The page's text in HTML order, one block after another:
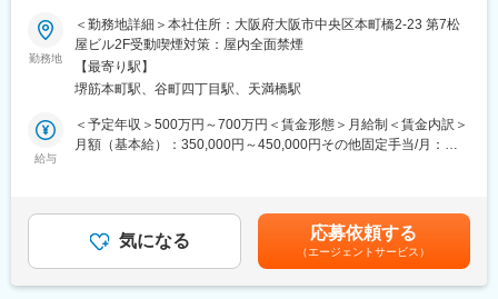
ております。
当社では「地域の為に豊かな環境をつくる」を企業理念とし、建
設業を通して社会に貢献をし続けております。
■当社について：
当社は、建築図面技術に特化した事業を展開し、設計から施工ま
で一貫して対応できる体制を整え、お客様の期待と信頼に応える
ことを常に追求しています。現在、顧客からの受注が増加してお
り、さらなる体制強化のため増員募集を行っています。安定した
案件と長年の実績を背景に、専門性を活かして成長できる環境で
す。
・対象物：オフィスビル・集合住宅・病院・工場
・内容：新築工事に必要な建築施工図(躯体図・平面詳細図など)
・ソフト：AutoCAD
勤務地
＜勤務地詳細＞本社住所：大阪府大阪市中央区本町橋2-23 第7松
屋ビル2F受動喫煙対策：屋内全面禁煙
【最寄り駅】
堺筋本町駅、谷町四丁目駅、天満橋駅
給与
＜予定年収＞500万円～700万円＜賃金形態＞月給制＜賃金内訳＞
月額（基本給）：350,000円～450,000円その他固定手当/月：
その他固定手当：技術手当賃金はあくまでも目安の金額であり、
選考を通じて上下する可能性があります。月給(月額)は固定手当を
気になる 応募依頼する
（エージェントサービス）